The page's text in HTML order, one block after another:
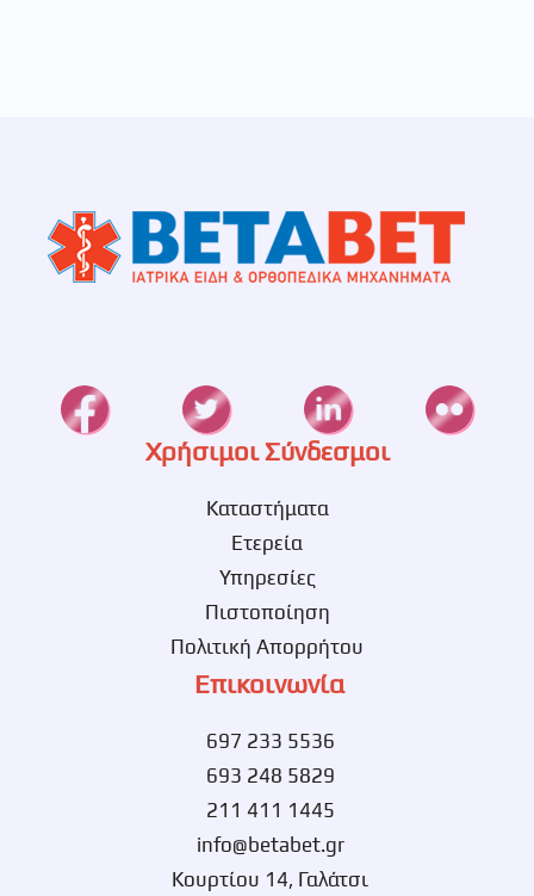
Χρήσιμοι Σύνδεσμοι
Καταστήματα
Ετερεία
Υπηρεσίες
Πιστοποίηση
Πολιτική Απορρήτου
Επικοινωνία
697 233 5536
693 248 5829
211 411 1445
info@betabet.gr
Κουρτίου 14, Γαλάτσι